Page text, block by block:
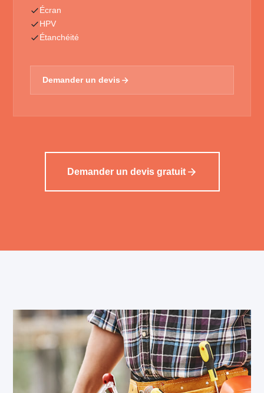
Écran
HPV
Étanchéité
Demander un devis
Demander un devis gratuit